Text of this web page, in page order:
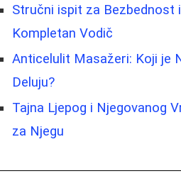
Stručni ispit za Bezbednost
Kompletan Vodič
Anticelulit Masažeri: Koji je
Deluju?
Tajna Ljepog i Njegovanog
za Njegu